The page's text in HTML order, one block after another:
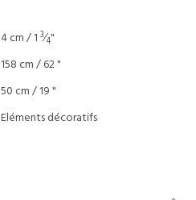
4 cm / 1 3⁄4"
158 cm / 62 "
50 cm / 19 "
Eléments décoratifs